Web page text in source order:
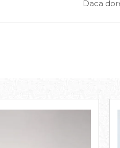
Daca